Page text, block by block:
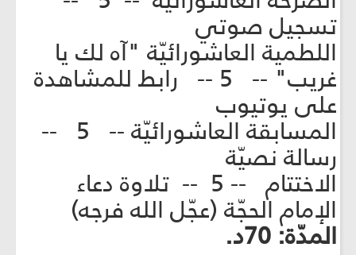
تسجيل صوتي
اللطمية العاشورائيّة "آه لك يا
غريب" -- 5 -- رابط للمشاهدة
على يوتيوب
المسابقة العاشورائيّة -- 5 --
رسالة نصيّة
الاختتام -- 5 -- تلاوة دعاء
الإمام الحجّة (عجّل الله فرجه)
المدّة: 70د.